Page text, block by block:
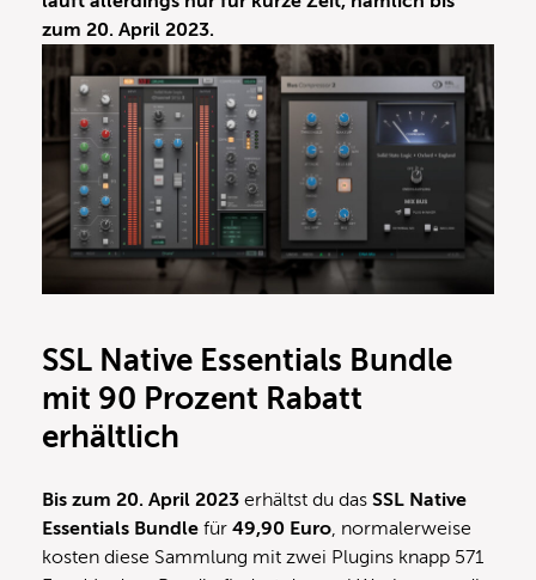
zum 20. April 2023.
SSL Native Essentials Bundle
mit 90 Prozent Rabatt
erhältlich
Bis zum 20. April 2023 erhältst du das SSL Native
Essentials Bundle für 49,90 Euro, normalerweise
kosten diese Sammlung mit zwei Plugins knapp 571